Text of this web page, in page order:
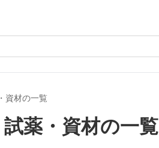
資材の一覧
薬・資材の一覧